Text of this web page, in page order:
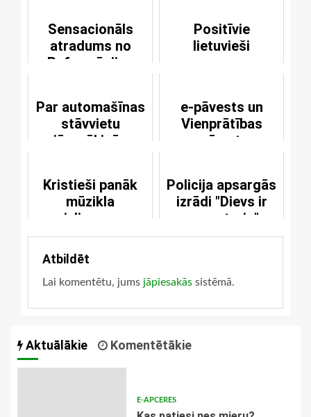
Sensacionāls
atradums no
Reformācijas
Positīvie
lietuvieši
Par automašīnas
stāvvietu
jānorēķinās
e-pāvests un
Vienprātības
grāmata
Kristieši panāk
mūzikla
aizliegumu
Policija apsargās
izrādi "Dievs ir
gangsteris"
Atbildēt
Lai komentētu, jums jāpiesakās sistēmā.
Aktuālākie Komentētākie
E-APCERES